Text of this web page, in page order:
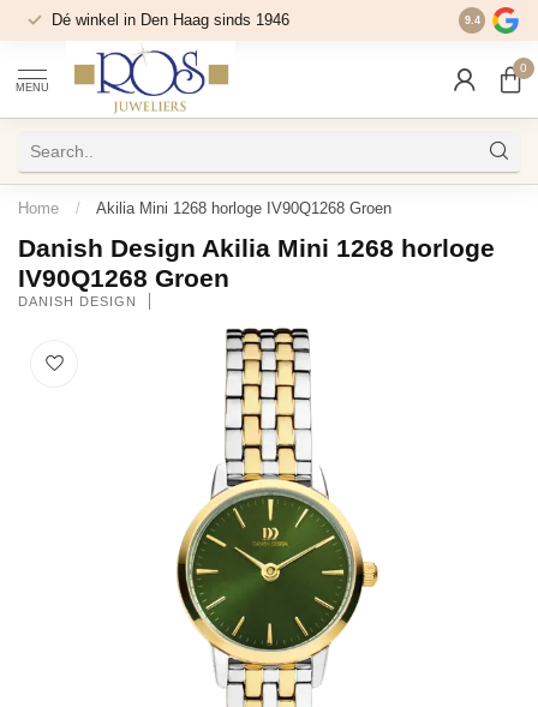
Dé winkel in Den Haag sinds 1946 9.4
MENU
0
Home / Akilia Mini 1268 horloge IV90Q1268 Groen
Danish Design Akilia Mini 1268 horloge
IV90Q1268 Groen
DANISH DESIGN